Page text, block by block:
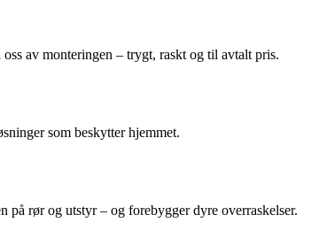
av monteringen – trygt, raskt og til avtalt pris.
som beskytter hjemmet.
på rør og utstyr – og forebygger dyre overraskelser.